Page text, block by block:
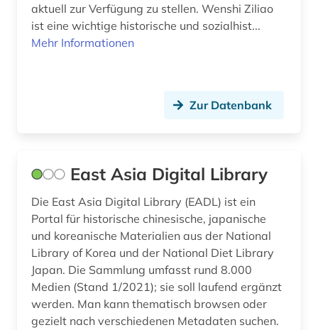
aktuell zur Verfügung zu stellen. Wenshi Ziliao
ist eine wichtige historische und sozialhist...
Mehr Informationen
Zur Datenbank
East Asia Digital Library
Die East Asia Digital Library (EADL) ist ein
Portal für historische chinesische, japanische
und koreanische Materialien aus der National
Library of Korea und der National Diet Library
Japan. Die Sammlung umfasst rund 8.000
Medien (Stand 1/2021); sie soll laufend ergänzt
werden. Man kann thematisch browsen oder
gezielt nach verschiedenen Metadaten suchen.